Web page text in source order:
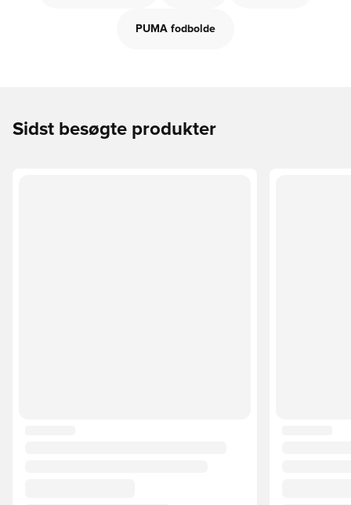
PUMA fodbolde
Sidst besøgte produkter